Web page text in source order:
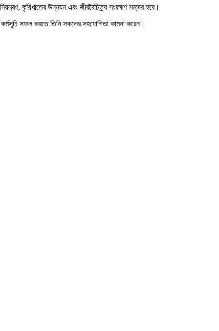
কৃষিখাতের উন্নয়ন এবং জীববৈচিত্র্য সংরক্ষণ সম্ভব হবে।
সফল করতে তিনি সকলের সহযোগিতা কামনা করেন।